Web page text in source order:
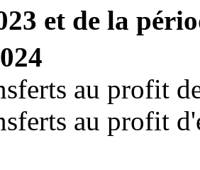
et de la
au profit
au profit